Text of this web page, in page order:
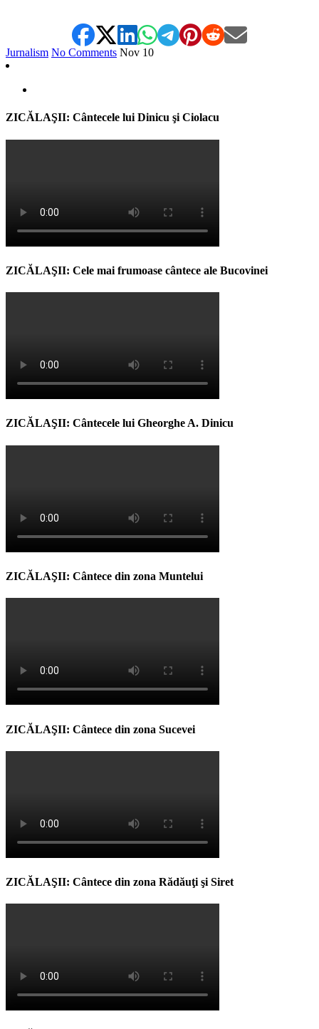
Jurnalism No Comments Nov 10
ZICĂLAŞII: Cântecele lui Dinicu şi Ciolacu
ZICĂLAŞII: Cele mai frumoase cântece ale Bucovinei
ZICĂLAŞII: Cântecele lui Gheorghe A. Dinicu
ZICĂLAŞII: Cântece din zona Muntelui
ZICĂLAŞII: Cântece din zona Sucevei
ZICĂLAŞII: Cântece din zona Rădăuţi şi Siret